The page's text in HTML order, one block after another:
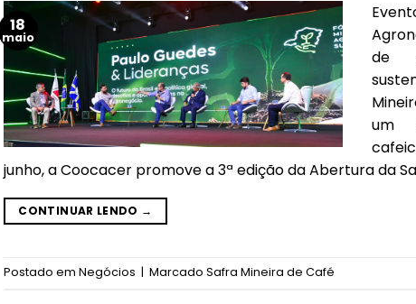
18
maio
de
um
junho, a Coocacer promove a 3ª edição da Abertura da
CONTINUAR LENDO →
Postado em Negócios | Marcado Safra Mineira de Café